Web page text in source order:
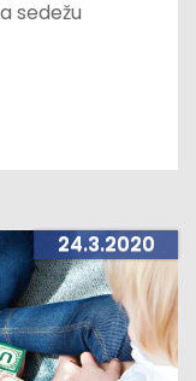
sedežu
24.3.2020